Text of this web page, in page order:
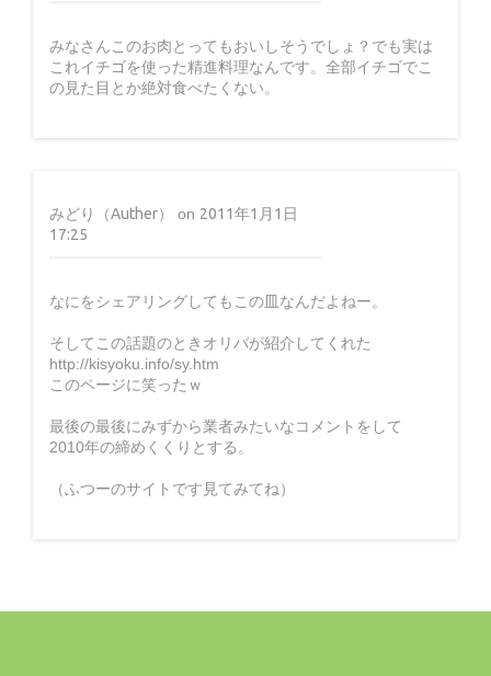
15 years ago
みなさんこのお肉とってもおいしそうでしょ？でも実は
これイチゴを使った精進料理なんです。全部イチゴでこ
の見た目とか絶対食べたくない。
みどり（Auther） on 2011年1月1日
17:25
なにをシェアリングしてもこの皿なんだよねー。
そしてこの話題のときオリバが紹介してくれた
http://kisyoku.info/sy.htm
このページに笑ったｗ
最後の最後にみずから業者みたいなコメントをして
2010年の締めくくりとする。
（ふつーのサイトです見てみてね）